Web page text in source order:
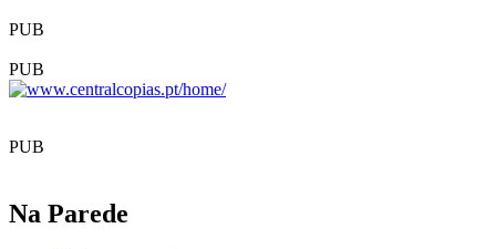
PUB
PUB
PUB
Na Parede